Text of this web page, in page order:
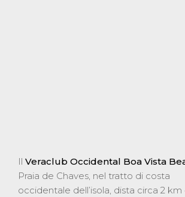
Il Veraclub Occidental Boa Vista
Praia de Chaves, nel tratto di costa
occidentale dell’isola, dista circa 2 km